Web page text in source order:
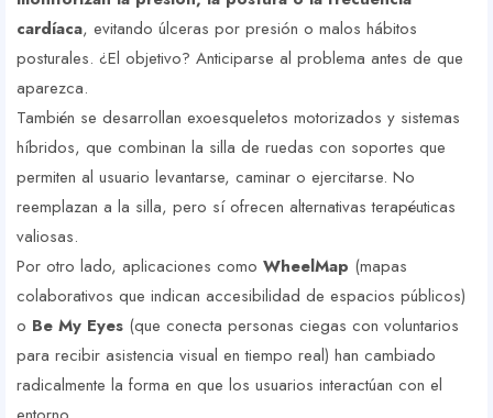
cardíaca, evitando úlceras por presión o malos hábitos
posturales. ¿El objetivo? Anticiparse al problema antes de que
aparezca.
También se desarrollan exoesqueletos motorizados y sistemas
híbridos, que combinan la silla de ruedas con soportes que
permiten al usuario levantarse, caminar o ejercitarse. No
reemplazan a la silla, pero sí ofrecen alternativas terapéuticas
valiosas.
Por otro lado, aplicaciones como WheelMap (mapas
colaborativos que indican accesibilidad de espacios públicos)
o Be My Eyes (que conecta personas ciegas con voluntarios
para recibir asistencia visual en tiempo real) han cambiado
radicalmente la forma en que los usuarios interactúan con el